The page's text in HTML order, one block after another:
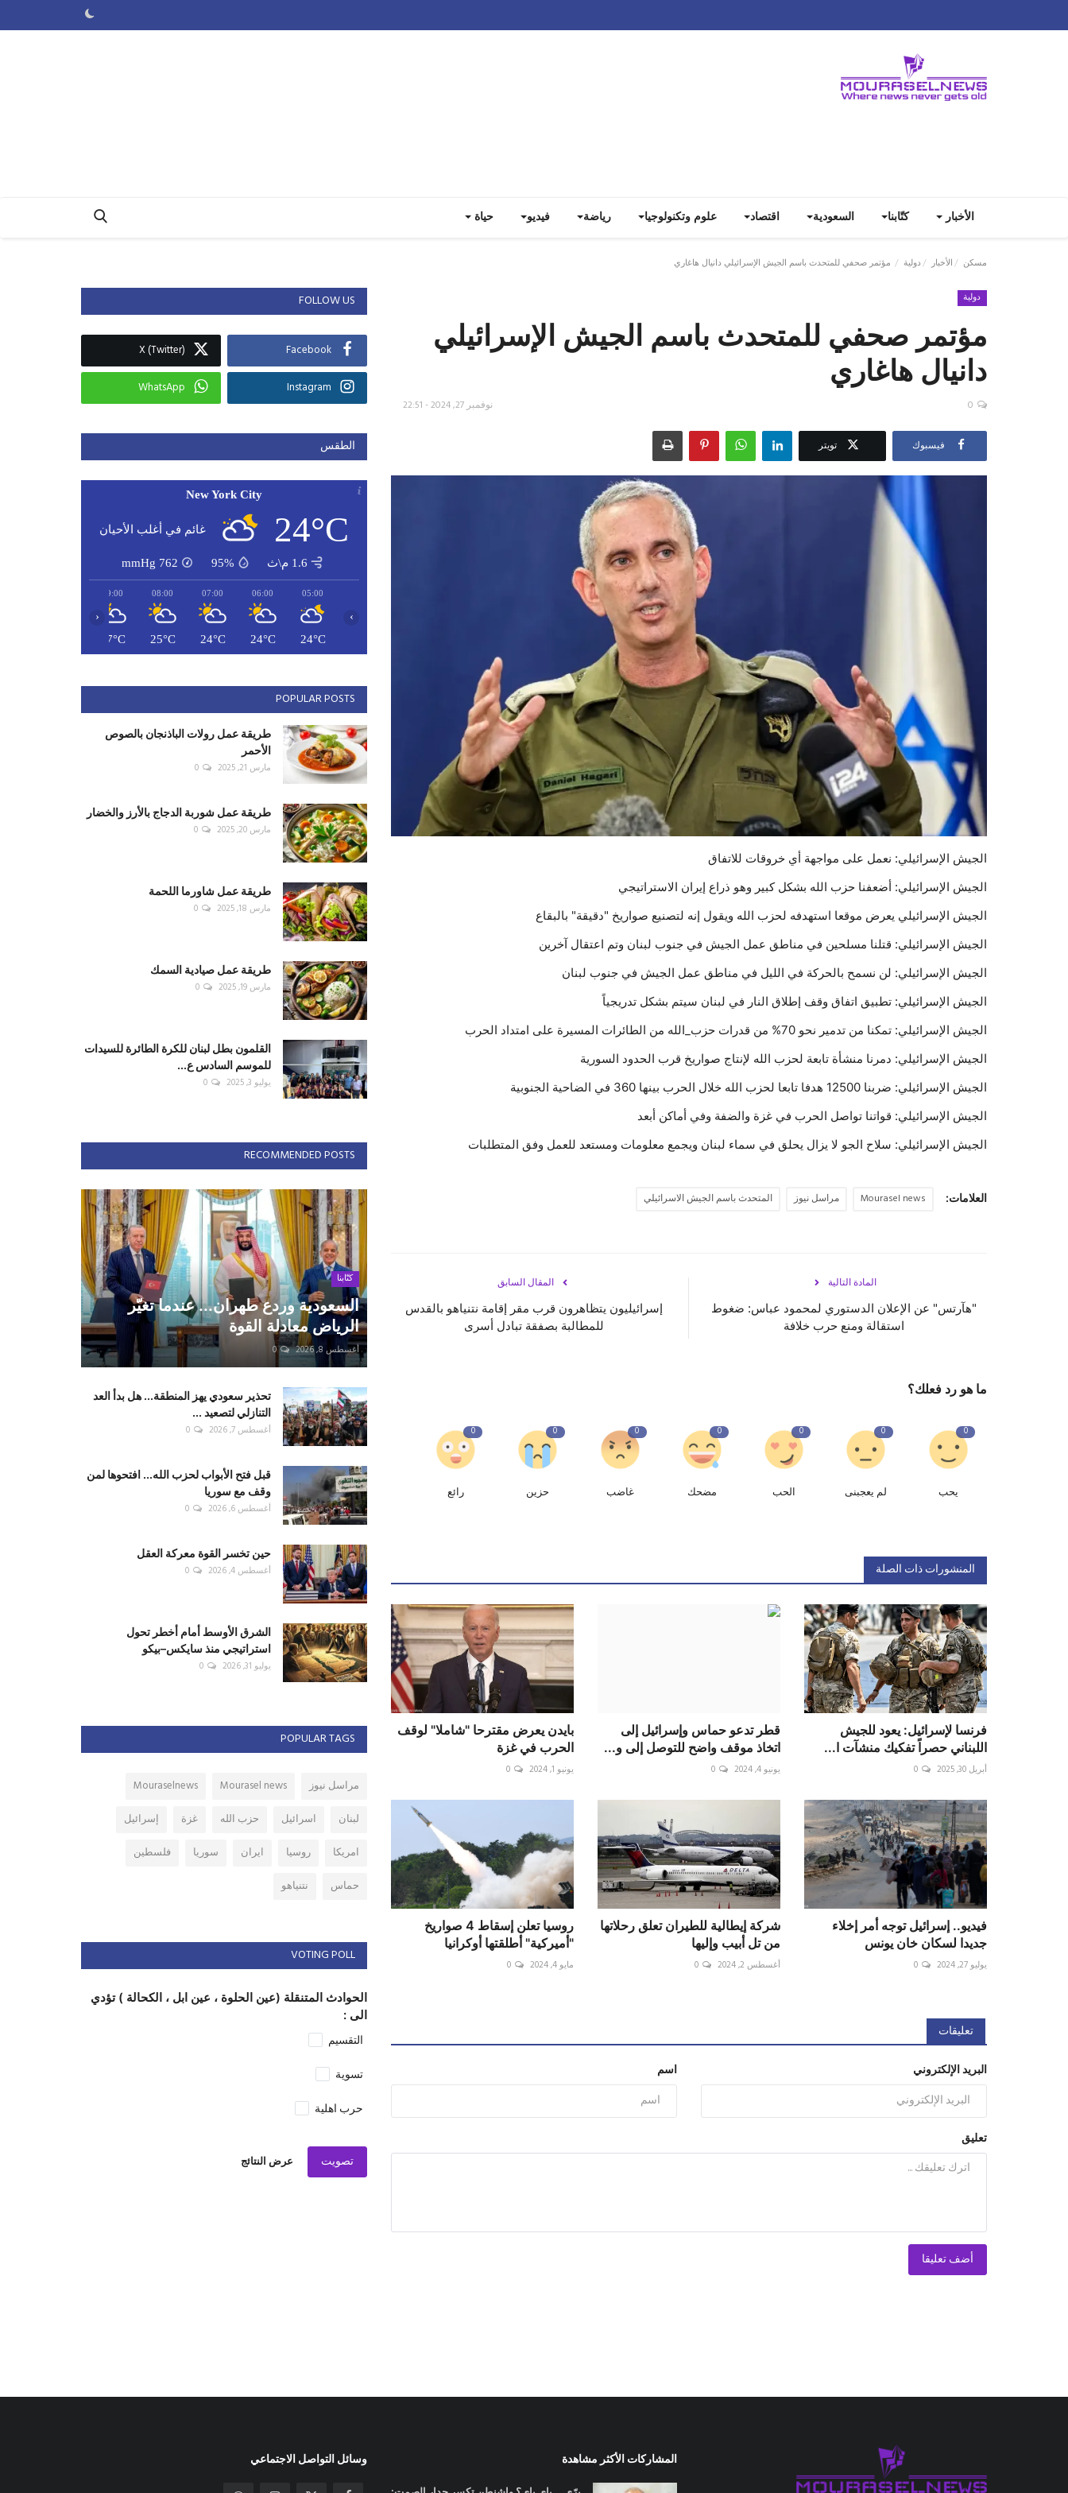
الأخبار كتّابنا السعودية اقتصاد علوم وتكنولوجيا رياضة فيديو حياة
مسكن الأخبار دولية مؤتمر صحفي للمتحدث باسم الجيش الإسرائيلي دانيال هاغاري
دولية
مؤتمر صحفي للمتحدث باسم الجيش الإسرائيلي
دانيال هاغاري
نوفمبر 27, 2024 - 22:51 0
فيسبوك تويتر
الجيش الإسرائيلي: نعمل على مواجهة أي خروقات للاتفاق
الجيش الإسرائيلي: أضعفنا حزب الله بشكل كبير وهو ذراع إيران الاستراتيجي
الجيش الإسرائيلي يعرض موقعا استهدفه لحزب الله ويقول إنه لتصنيع صواريخ "دقيقة" بالبقاع
الجيش الإسرائيلي: قتلنا مسلحين في مناطق عمل الجيش في جنوب ‎لبنان وتم اعتقال آخرين
الجيش الإسرائيلي: لن نسمح بالحركة في الليل في مناطق عمل الجيش في جنوب ‎لبنان
الجيش الإسرائيلي: تطبيق اتفاق وقف إطلاق النار في ‎لبنان سيتم بشكل تدريجياً
الجيش الإسرائيلي: تمكنا من تدمير نحو 70% من قدرات ‎حزب_الله من الطائرات المسيرة على امتداد الحرب
الجيش الإسرائيلي: دمرنا منشأة تابعة لحزب الله لإنتاج صواريخ قرب الحدود السورية
الجيش الإسرائيلي: ضربنا 12500 هدفا تابعا لحزب الله خلال الحرب بينها 360 في الضاحية الجنوبية
الجيش الإسرائيلي: قواتنا تواصل الحرب في غزة والضفة وفي أماكن أبعد
الجيش الإسرائيلي: سلاح الجو لا يزال يحلق في سماء ‎لبنان ويجمع معلومات ومستعد للعمل وفق المتطلبات
العلامات: Mourasel news مراسل نيوز المتحدث باسم الجيش الاسرائيلي
المقال السابق
إسرائيليون يتظاهرون قرب مقر إقامة نتنياهو بالقدس
للمطالبة بصفقة تبادل أسرى
المادة التالية
"هآرتس" عن الإعلان الدستوري لمحمود عباس: ضغوط
استقالة ومنع حرب خلافة
ما هو رد فعلك؟
0
يحب
0
لم يعجبنى
0
الحب
0
مضحك
0
غاضب
0
حزين
0
رائع
المنشورات ذات الصلة
فرنسا لإسرائيل: يعود للجيش
اللبناني حصراً تفكيك منشآت ا...
أبريل 30, 2025 0
قطر تدعو حماس وإسرائيل إلى
اتخاذ موقف واضح للتوصل إلى و...
يونيو 4, 2024 0
بايدن يعرض مقترحا "شاملا" لوقف
الحرب في غزة
يونيو 1, 2024 0
فيديو.. إسرائيل توجه أمر إخلاء
جديدا لسكان خان يونس
يوليو 27, 2024 0
شركة إيطالية للطيران تعلق رحلاتها
من تل أبيب وإليها
أغسطس 2, 2024 0
روسيا تعلن إسقاط 4 صواريخ
"أميركية" أطلقتها أوكرانيا
مايو 4, 2024 0
تعليقات
اسم البريد الإلكتروني
تعليق
أضف تعليقا
FOLLOW US
Facebook
X (Twitter)
Instagram
WhatsApp
الطقس
New York City
24°C غائم في أغلب الأحيان
1.6 م\ث 95%
762
mmHg
05:00
24°C
06:00
24°C
07:00
24°C
08:00
25°C
09:00
27°C
‹ ›
POPULAR POSTS
طريقة عمل رولات الباذنجان بالصوص
الأحمر
مارس 21, 2025 0
طريقة عمل شوربة الدجاج بالأرز والخضار
مارس 20, 2025 0
طريقة عمل شاورما اللحمة
مارس 18, 2025 0
طريقة عمل صيادية السمك
مارس 19, 2025 0
القلمون بطل لبنان للكرة الطائرة للسيدات
للموسم السادس ع...
يوليو 3, 2025 0
RECOMMENDED POSTS
كتّابنا
السعودية وردع طهران... عندما تغيّر
الرياض معادلة القوة
أغسطس 8, 2026 0
تحذير سعودي يهز المنطقة... هل بدأ العد
التنازلي لتصعيد ...
أغسطس 7, 2026 0
قبل فتح الأبواب لحزب الله... افتحوها لمن
وقف مع سوريا
أغسطس 6, 2026 0
حين تخسر القوة معركة العقل
أغسطس 4, 2026 0
الشرق الأوسط أمام أخطر تحول
استراتيجي منذ سايكس–بيكو
يوليو 31, 2026 0
POPULAR TAGS
مراسل نيوز Mourasel news
Mouraselnews
لبنان
اسرائيل حزب الله غزة
إسرائيل
امريكا
روسيا ايران سوريا
فلسطين
حماس
نتنياهو
VOTING POLL
الحوادث المتنقلة (عين الحلوة ، عين ابل ، الكحالة ) تؤدي
الى :
التقسيم
تسوية
حرب اهلية
تصويت عرض النتائج
المشاركات الأكثر مشاهدة وسائل التواصل الاجتماعي